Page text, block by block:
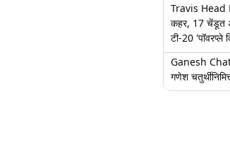
Travis Head
कहर, 17 चेंडूत
टी-20 'पॉवरप्ले
Ganesh
गणेश